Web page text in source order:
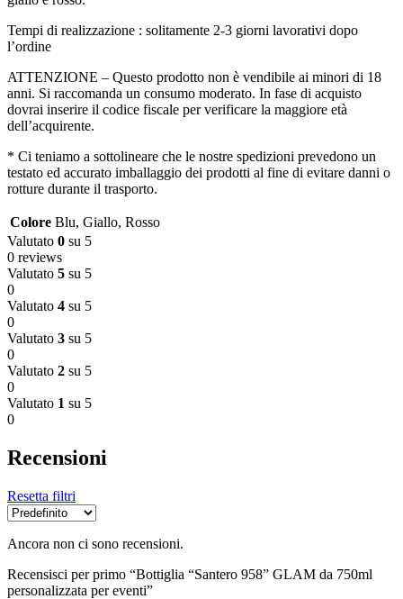
Tempi di realizzazione : solitamente 2-3 giorni lavorativi dopo
l’ordine
ATTENZIONE – Questo prodotto non è vendibile ai minori di 18
anni. Si raccomanda un consumo moderato. In fase di acquisto
dovrai inserire il codice fiscale per verificare la maggiore età
dell’acquirente.
* Ci teniamo a sottolineare che le nostre spedizioni prevedono un
testato ed accurato imballaggio dei prodotti al fine di evitare danni o
rotture durante il trasporto.
Colore Blu, Giallo, Rosso
Valutato 0 su 5
0 reviews
Valutato 5 su 5
0
Valutato 4 su 5
0
Valutato 3 su 5
0
Valutato 2 su 5
0
Valutato 1 su 5
0
Recensioni
Resetta filtri
Ancora non ci sono recensioni.
Recensisci per primo “Bottiglia “Santero 958” GLAM da 750ml
personalizzata per eventi”